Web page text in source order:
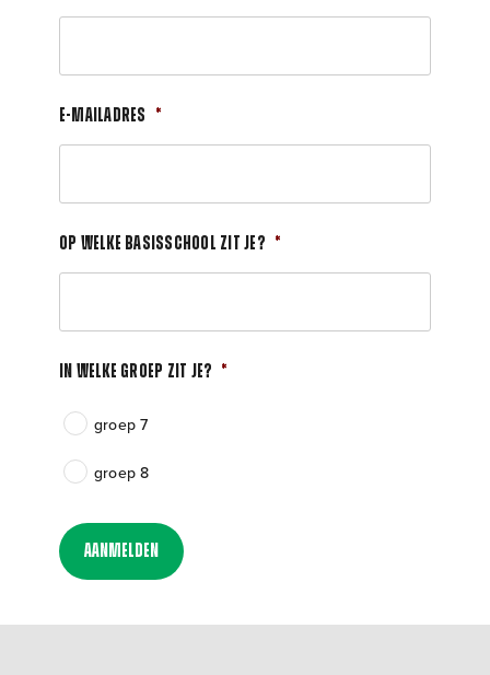
E-mailadres *
Op welke basisschool zit je? *
In welke groep zit je? *
groep 7
groep 8
Aanmelden